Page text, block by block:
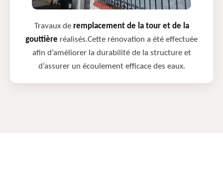
Travaux de remplacement de la tour et de la
gouttière réalisés.Cette rénovation a été effectuée
afin d’améliorer la durabilité de la structure et
d’assurer un écoulement efficace des eaux.